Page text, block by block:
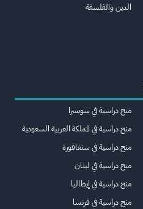
الدين والفلسفة
منح دراسية في سويسرا
منح دراسية في المملكة العربية السعودية
منح دراسية في سنغافورة
منح دراسية في لبنان
منح دراسية في إيطاليا
منح دراسية في فرنسا